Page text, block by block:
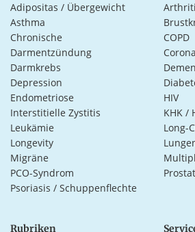
Adipositas / Übergewicht
Asthma
Chronische
Darmentzündung
COPD
Corona
Darmkrebs
Depression
Endometriose
HIV
Interstitielle Zystitis
KHK /
Leukämie
Long-
Longevity
Migräne
PCO-Syndrom
Psoriasis / Schuppenflechte
Rubriken